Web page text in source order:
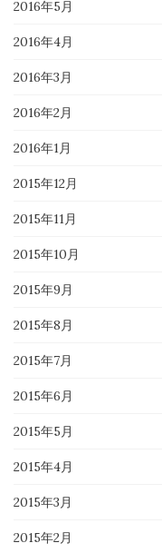
2016年5月
2016年4月
2016年3月
2016年2月
2016年1月
2015年12月
2015年11月
2015年10月
2015年9月
2015年8月
2015年7月
2015年6月
2015年5月
2015年4月
2015年3月
2015年2月